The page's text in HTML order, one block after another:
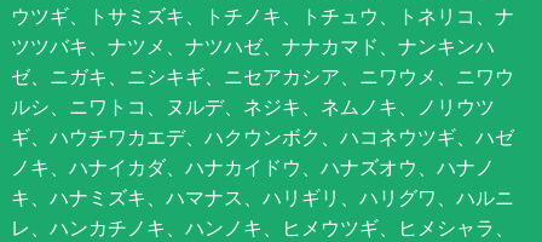
ウツギ、トサミズキ、トチノキ、トチュウ、トネリコ、ナ
ツツバキ、ナツメ、ナツハゼ、ナナカマド、ナンキンハ
ゼ、ニガキ、ニシキギ、ニセアカシア、ニワウメ、ニワウ
ルシ、ニワトコ、ヌルデ、ネジキ、ネムノキ、ノリウツ
ギ、ハウチワカエデ、ハクウンボク、ハコネウツギ、ハゼ
ノキ、ハナイカダ、ハナカイドウ、ハナズオウ、ハナノ
キ、ハナミズキ、ハマナス、ハリギリ、ハリグワ、ハルニ
レ、ハンカチノキ、ハンノキ、ヒメウツギ、ヒメシャラ、